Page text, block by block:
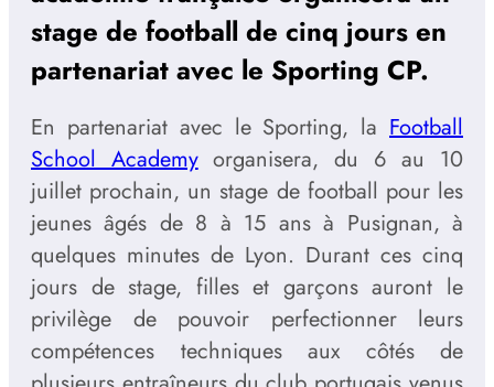
stage de football de cinq jours en
partenariat avec le Sporting CP.
En partenariat avec le Sporting, la Football
School Academyorganisera, du 6 au 10
juillet prochain, un stage de football pour les
jeunes âgés de 8 à 15 ans à Pusignan, à
quelques minutes de Lyon. Durant ces cinq
jours de stage, filles et garçons auront le
privilège de pouvoir perfectionner leurs
compétences techniques aux côtés de